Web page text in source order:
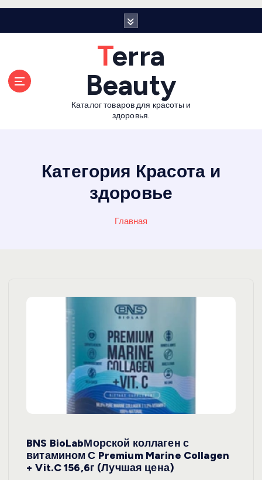
Terra
Beauty
Каталог товаров для красоты и
здоровья.
Категория Красота и
здоровье
Главная
BNS BioLabМорской коллаген с
витамином С Premium Marine Collagen
+ Vit.C 156,6г (Лучшая цена)